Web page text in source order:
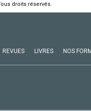
droits réservés.
REVUES LIVRES NOS